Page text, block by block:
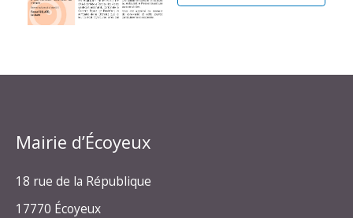
Mairie d’Écoyeux
18 rue de la République
17770 Écoyeux